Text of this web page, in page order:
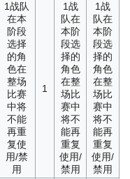
1战队
在本
阶段
选择
的角
色在
整场
比赛
中将
不能
再重
复使
用/禁
用
1
1战
队在
本阶
段选
择的
角色
在整
场比
赛中
将不
能再
重复
使用/
禁用
1战
队在
本阶
段选
择的
角色
在整
场比
赛中
将不
能再
重复
使用/
禁用